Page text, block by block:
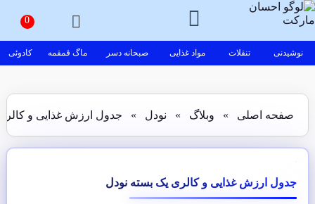
نوشیدنی تنقلات مواد غذایی صبحانه دسر ماگ قمقمه کادوئی
صفحه اصلی » وبلاگ » نودل » جدول ارزش غذایی و
جدول ارزش غذایی و کالری یک بسته نودل